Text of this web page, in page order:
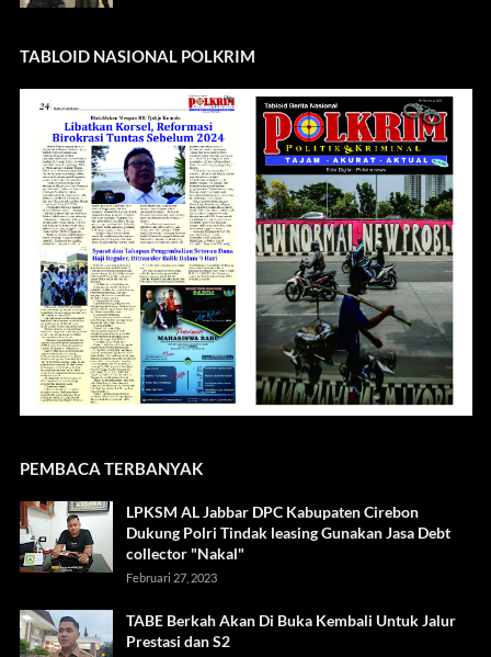
TABLOID NASIONAL POLKRIM
PEMBACA TERBANYAK
LPKSM AL Jabbar DPC Kabupaten Cirebon
Dukung Polri Tindak leasing Gunakan Jasa Debt
collector "Nakal"
Februari 27, 2023
TABE Berkah Akan Di Buka Kembali Untuk Jalur
Prestasi dan S2